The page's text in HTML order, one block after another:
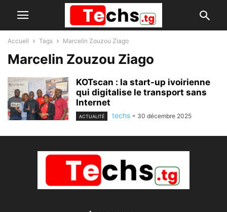
Accueil Tags Marcelin Zouzou Ziago
Marcelin Zouzou Ziago
KOTscan : la start-up ivoirienne
qui digitalise le transport sans
Internet
ACTUALITÉ techs - 30 décembre 2025